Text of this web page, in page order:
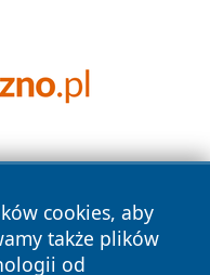
cookies, aby
także plików
od